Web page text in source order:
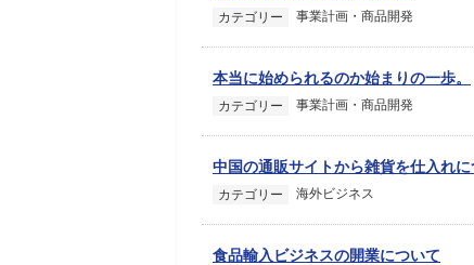
カテゴリー 事業計画・商品開発
本当に始められるのか始まりの一歩。
カテゴリー 事業計画・商品開発
中国の通販サイトから雑貨を仕入れに
カテゴリー 海外ビジネス
食品輸入ビジネスの開業について